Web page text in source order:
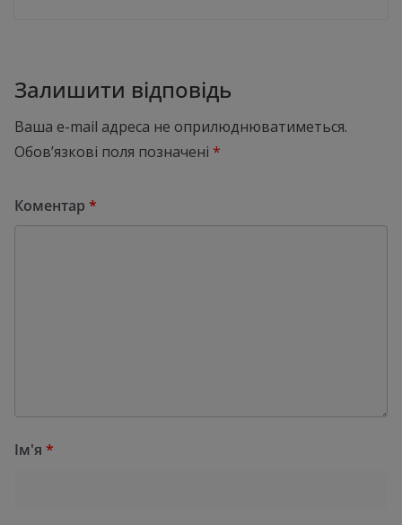
Залишити відповідь
Ваша e-mail адреса не оприлюднюватиметься.
Обов’язкові поля позначені *
Коментар *
Ім'я *